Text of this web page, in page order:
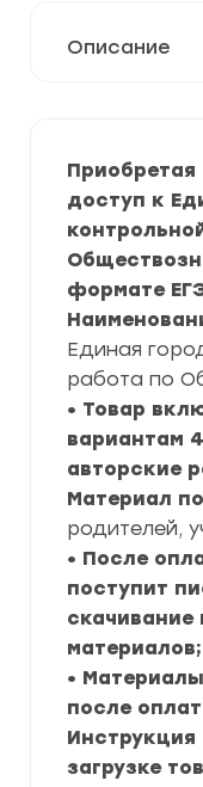
Описание
Приобретая
доступ к
формате
Единая
работа по
• Товар
вариантам
авторские
Материал
родителей,
• После
поступит
скачивание
материалов;
•
после
загрузке